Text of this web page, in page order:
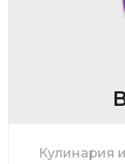
Кулинария